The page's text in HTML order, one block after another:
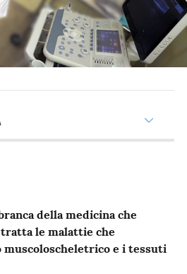
della medicina che
le malattie che
muscoloscheletrico e i tessuti